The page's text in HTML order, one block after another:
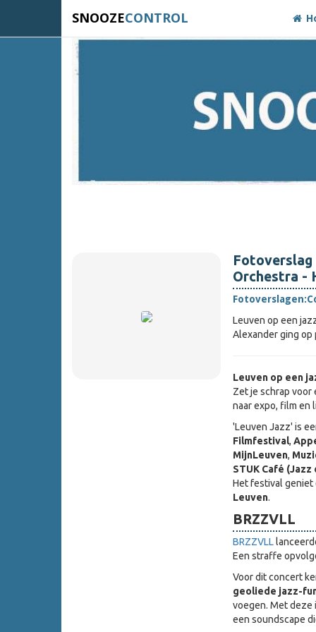
SNOOZECONTROL
Fotoverslag
Orchestra -
Fotoverslagen:
Leuven op een
Alexander ging op
Leuven op een
Zet je schrap
naar expo, film en
'Leuven Jazz' is
Filmfestival,
MijnLeuven,
STUK Café
Het festival geniet
Leuven.
BRZZVLL
BRZZVLL
Een straffe
Voor dit concert
geoliede jazz-
voegen. Met deze
een soundscape